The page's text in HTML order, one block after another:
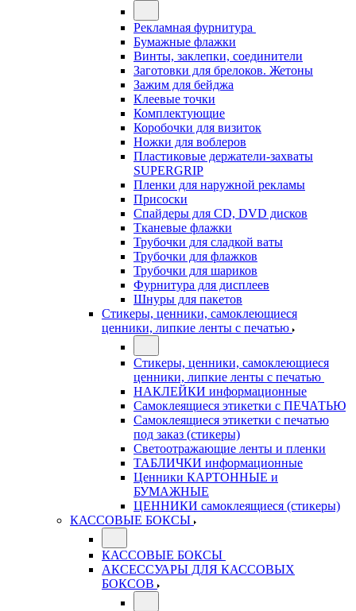
Рекламная фурнитура
Бумажные флажки
Винты, заклепки, соединители
Заготовки для брелоков. Жетоны
Зажим для бейджа
Клеевые точки
Комплектующие
Коробочки для визиток
Ножки для воблеров
Пластиковые держатели-захваты
SUPERGRIP
Пленки для наружной рекламы
Присоски
Спайдеры для CD, DVD дисков
Тканевые флажки
Трубочки для сладкой ваты
Трубочки для флажков
Трубочки для шариков
Фурнитура для дисплеев
Шнуры для пакетов
Стикеры, ценники, самоклеющиеся
ценники, липкие ленты с печатью
Стикеры, ценники, самоклеющиеся
ценники, липкие ленты с печатью
НАКЛЕЙКИ информационные
Самоклеящиеся этикетки с ПЕЧАТЬЮ
Самоклеящиеся этикетки с печатью
под заказ (стикеры)
Светоотражающие ленты и пленки
ТАБЛИЧКИ информационные
Ценники КАРТОННЫЕ и
БУМАЖНЫЕ
ЦЕННИКИ самоклеящиеся (стикеры)
КАССОВЫЕ БОКСЫ
КАССОВЫЕ БОКСЫ
АКСЕССУАРЫ ДЛЯ КАССОВЫХ
БОКСОВ